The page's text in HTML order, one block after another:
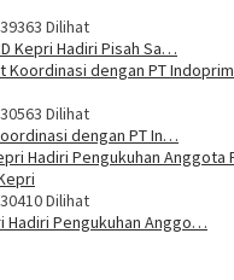
39363 Dilihat
Kepri Hadiri Pisah Sa…
30563 Dilihat
dengan PT In…
30410 Dilihat
Hadiri Pengukuhan Anggo…